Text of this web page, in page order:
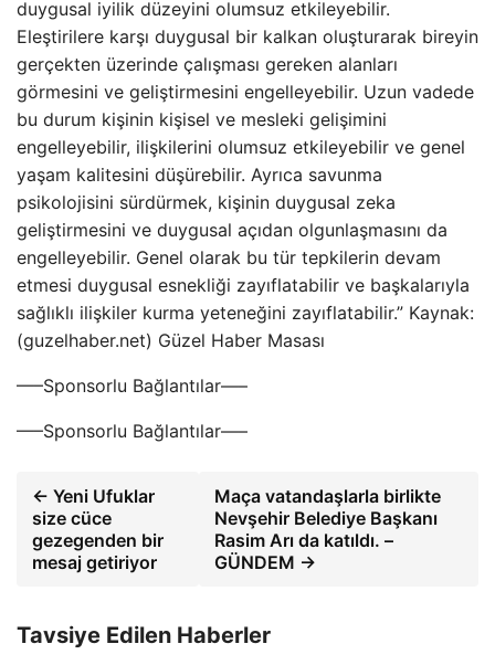
duygusal iyilik düzeyini olumsuz etkileyebilir.
Eleştirilere karşı duygusal bir kalkan oluşturarak bireyin
gerçekten üzerinde çalışması gereken alanları
görmesini ve geliştirmesini engelleyebilir. Uzun vadede
bu durum kişinin kişisel ve mesleki gelişimini
engelleyebilir, ilişkilerini olumsuz etkileyebilir ve genel
yaşam kalitesini düşürebilir. Ayrıca savunma
psikolojisini sürdürmek, kişinin duygusal zeka
geliştirmesini ve duygusal açıdan olgunlaşmasını da
engelleyebilir. Genel olarak bu tür tepkilerin devam
etmesi duygusal esnekliği zayıflatabilir ve başkalarıyla
sağlıklı ilişkiler kurma yeteneğini zayıflatabilir.” Kaynak:
(guzelhaber.net) Güzel Haber Masası
—–Sponsorlu Bağlantılar—–
—–Sponsorlu Bağlantılar—–
← Yeni Ufuklar
size cüce
gezegenden bir
mesaj getiriyor
Maça vatandaşlarla birlikte
Nevşehir Belediye Başkanı
Rasim Arı da katıldı. –
GÜNDEM →
Tavsiye Edilen Haberler